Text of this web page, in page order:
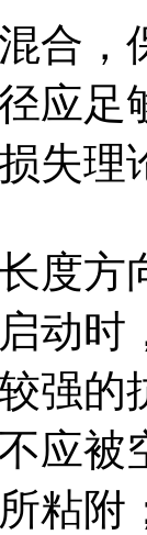
，
应足
失理
方
动时
强的
应被
粘附